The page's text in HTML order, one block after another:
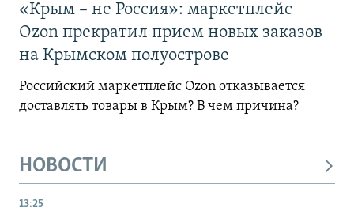
«Крым – не Россия»: маркетплейс
Ozon прекратил прием новых заказов
на Крымском полуострове
Российский маркетплейс Ozon отказывается
доставлять товары в Крым? В чем причина?
НОВОСТИ
13:25